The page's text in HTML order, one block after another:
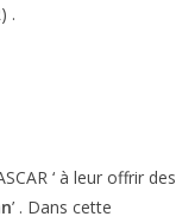
.
‘ à leur offrir des
’ . Dans cette